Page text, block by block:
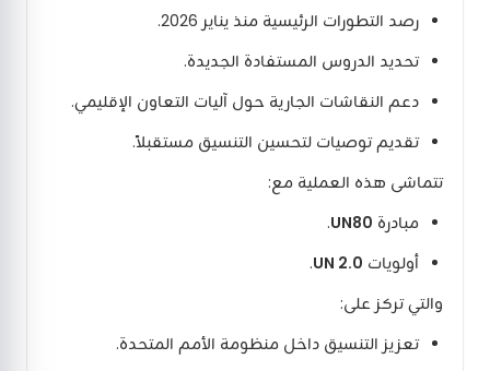
رصد التطورات الرئيسية منذ يناير 2026.
تحديد الدروس المستفادة الجديدة.
دعم النقاشات الجارية حول آليات التعاون الإقليمي.
تقديم توصيات لتحسين التنسيق مستقبلاً.
تتماشى هذه العملية مع:
مبادرة UN80
.
أولويات UN 2.0
.
والتي تركز على:
تعزيز التنسيق داخل منظومة الأمم المتحدة.